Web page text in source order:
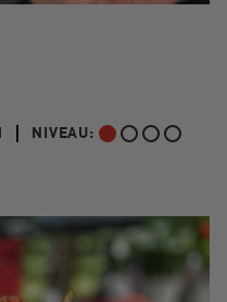
30 TO 60 MIN"
NIVEAU:
DÉBUTANT